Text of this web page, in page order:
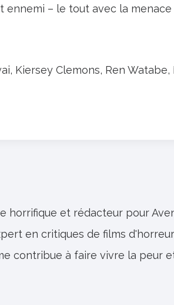
– le tout avec la menace
Kiersey Clemons, Ren Watabe,
horrifique et rédacteur pour
en critiques de films
contribue à faire vivre la peur